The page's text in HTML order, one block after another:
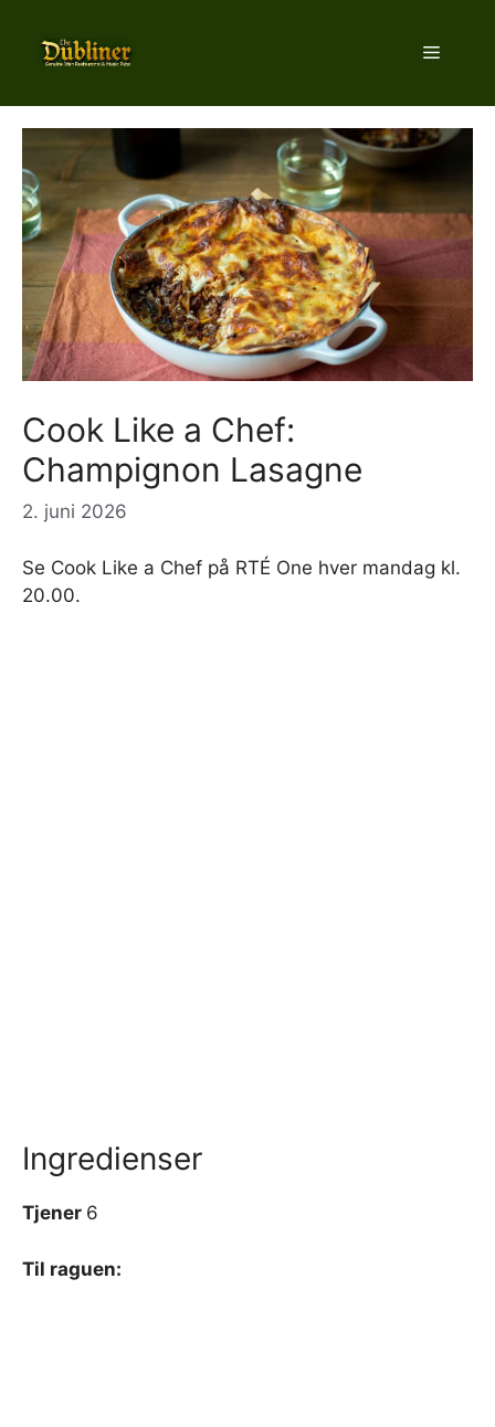
indhold
Menu
Cook Like a Chef:
Champignon Lasagne
2. juni 2026
Se Cook Like a Chef på RTÉ One hver mandag kl.
20.00.
Ingredienser
Tjener 6
Til raguen: